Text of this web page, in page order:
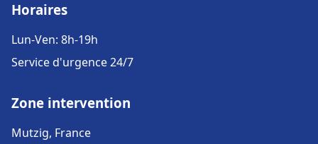
Horaires
Lun-Ven: 8h-19h
Service d'urgence 24/7
Zone intervention
Mutzig, France